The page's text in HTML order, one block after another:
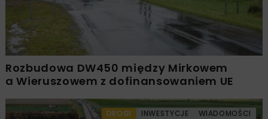
Rozbudowa DW450 między Mirkowem
a Wieruszowem z dofinansowaniem UE
DROGI INWESTYCJE WIADOMOŚCI